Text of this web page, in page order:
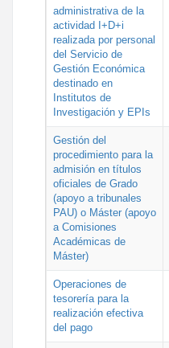
administrativa de la
actividad I+D+i
realizada por personal
del Servicio de
Gestión Económica
destinado en
Institutos de
Investigación y EPIs
Gestión del
procedimiento para la
admisión en títulos
oficiales de Grado
(apoyo a tribunales
PAU) o Máster (apoyo
a Comisiones
Académicas de
Máster)
Operaciones de
tesorería para la
realización efectiva
del pago